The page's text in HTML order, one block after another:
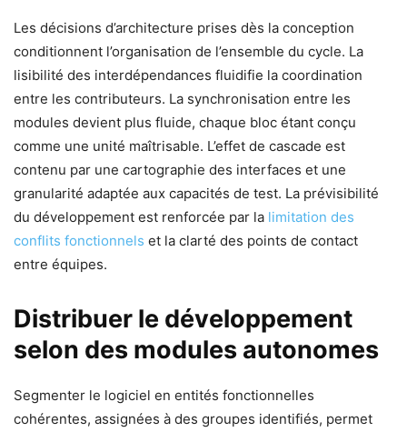
Les décisions d’architecture prises dès la conception
conditionnent l’organisation de l’ensemble du cycle. La
lisibilité des interdépendances fluidifie la coordination
entre les contributeurs. La synchronisation entre les
modules devient plus fluide, chaque bloc étant conçu
comme une unité maîtrisable. L’effet de cascade est
contenu par une cartographie des interfaces et une
granularité adaptée aux capacités de test. La prévisibilité
du développement est renforcée par la limitation des
conflits fonctionnels et la clarté des points de contact
entre équipes.
Distribuer le développement
selon des modules autonomes
Segmenter le logiciel en entités fonctionnelles
cohérentes, assignées à des groupes identifiés, permet